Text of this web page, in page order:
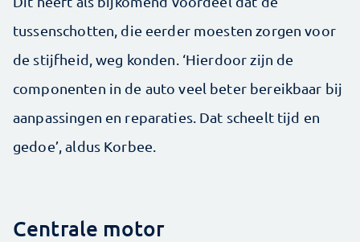
tussenschotten, die eerder moesten zorgen voor
de stijfheid, weg konden. ‘Hierdoor zijn de
componenten in de auto veel beter bereikbaar bij
aanpassingen en reparaties. Dat scheelt tijd en
gedoe’, aldus Korbee.
Centrale motor